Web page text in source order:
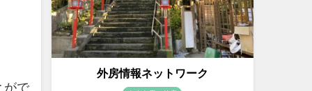
がで
外房情報ネットワーク